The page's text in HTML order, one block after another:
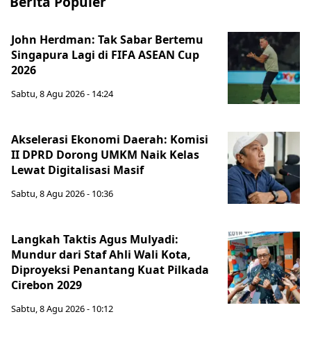
John Herdman: Tak Sabar Bertemu
Singapura Lagi di FIFA ASEAN Cup
2026
Sabtu, 8 Agu 2026 - 14:24
Akselerasi Ekonomi Daerah: Komisi
II DPRD Dorong UMKM Naik Kelas
Lewat Digitalisasi Masif
Sabtu, 8 Agu 2026 - 10:36
Langkah Taktis Agus Mulyadi:
Mundur dari Staf Ahli Wali Kota,
Diproyeksi Penantang Kuat Pilkada
Cirebon 2029
Sabtu, 8 Agu 2026 - 10:12